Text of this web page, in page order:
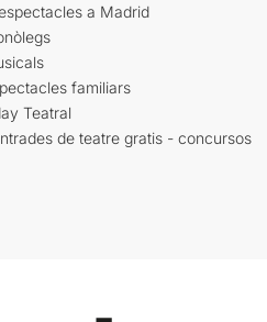
a Madrid
familiars
Teatral
de teatre gratis - concursos